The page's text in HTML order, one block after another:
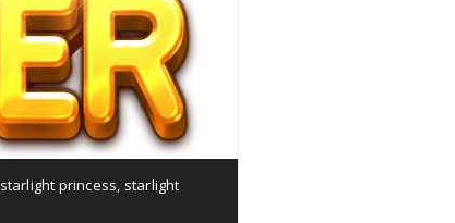
starlight princess, starlight